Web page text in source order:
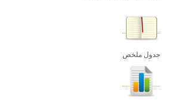
جدول ملخص